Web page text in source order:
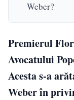
Weber?
Premierul
Avocatului
Acesta s-a
Weber în